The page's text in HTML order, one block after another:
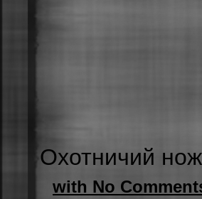
Охотничий
with No